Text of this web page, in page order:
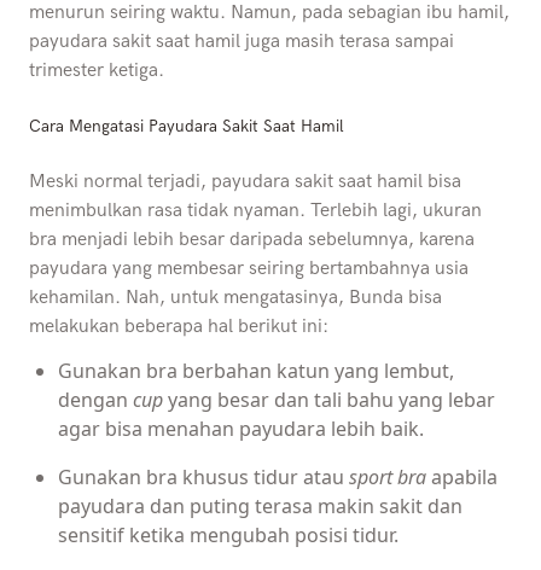
menurun seiring waktu. Namun, pada sebagian ibu hamil,
payudara sakit saat hamil juga masih terasa sampai
trimester ketiga.
Cara Mengatasi Payudara Sakit Saat Hamil
Meski normal terjadi, payudara sakit saat hamil bisa
menimbulkan rasa tidak nyaman. Terlebih lagi, ukuran
bra menjadi lebih besar daripada sebelumnya, karena
payudara yang membesar seiring bertambahnya usia
kehamilan. Nah, untuk mengatasinya, Bunda bisa
melakukan beberapa hal berikut ini:
Gunakan bra berbahan katun yang lembut,
dengan cupyang besar dan tali bahu yang lebar
agar bisa menahan payudara lebih baik.
Gunakan bra khusus tidur atau sport braapabila
payudara dan puting terasa makin sakit dan
sensitif ketika mengubah posisi tidur.